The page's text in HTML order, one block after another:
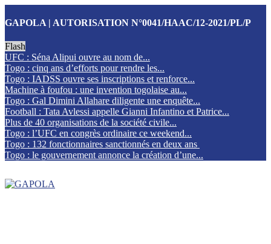
GAPOLA | AUTORISATION N°0041/HAAC/12-2021/PL/P
Flash
UFC : Séna Alipui ouvre au nom de...
Togo : cinq ans d’efforts pour rendre les...
Togo : IADSS ouvre ses inscriptions et renforce...
Machine à foufou : une invention togolaise au...
Togo : Gal Dimini Allahare diligente une enquête...
Football : Tata Avlessi appelle Gianni Infantino et Patrice...
Plus de 40 organisations de la société civile...
Togo : l’UFC en congrès ordinaire ce weekend...
Togo : 132 fonctionnaires sanctionnés en deux ans
Togo : le gouvernement annonce la création d’une...